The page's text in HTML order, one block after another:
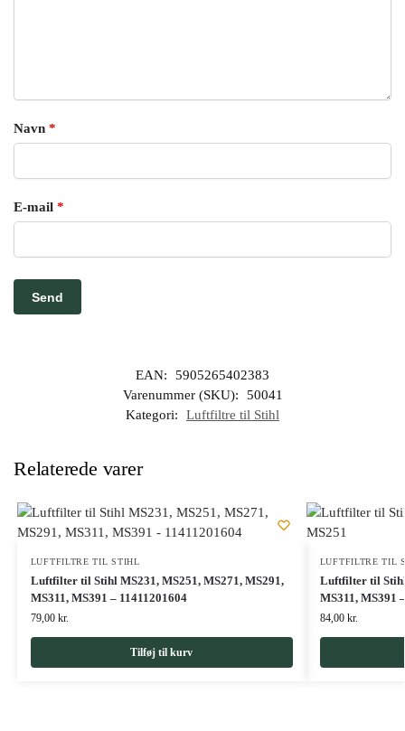
Navn *
E-mail *
EAN:
5905265402383
Varenummer (SKU):
50041
Kategori:
Luftfiltre til Stihl
Relaterede varer
LUFTFILTRE TIL STIHL
Luftfilter til Stihl MS231, MS251, MS271, MS291,
MS311, MS391 – 11411201604
79,00 kr.
Tilføj til kurv
LUFTFILTRE TIL
Luftfilter til Stihl
MS311, MS391
84,00 kr.